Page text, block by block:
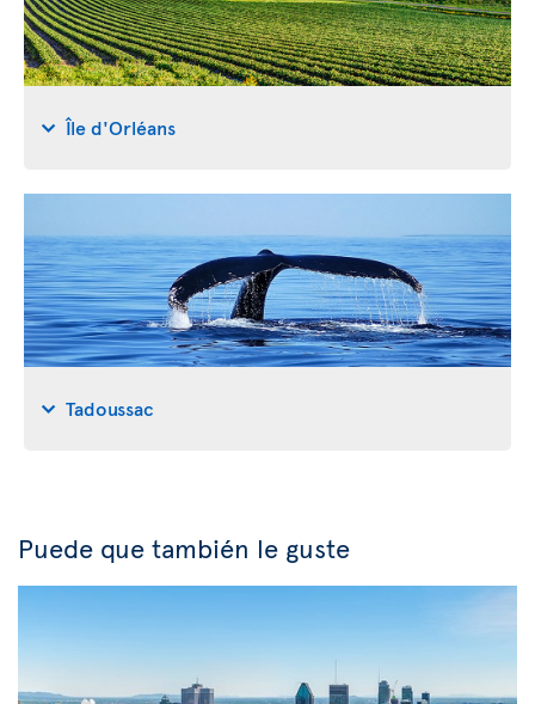
Île d'Orléans
Tadoussac
Puede que también le guste